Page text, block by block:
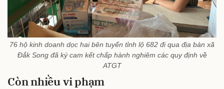
76 hộ kinh doanh dọc hai bên tuyến tỉnh lộ 682 đi qua địa bàn xã
Đắk Song đã ký cam kết chấp hành nghiêm các quy định về
ATGT
Còn nhiều vi phạm